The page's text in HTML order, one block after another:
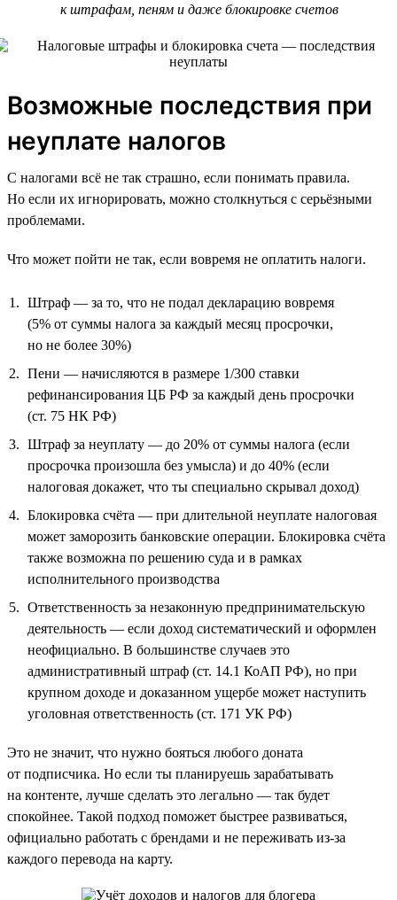
к штрафам, пеням и даже блокировке счетов
Возможные последствия при
неуплате налогов
С налогами всё не так страшно, если понимать правила.
Но если их игнорировать, можно столкнуться с серьёзными
проблемами.
Что может пойти не так, если вовремя не оплатить налоги.
Штраф — за то, что не подал декларацию вовремя
(5% от суммы налога за каждый месяц просрочки,
но не более 30%)
Пени — начисляются в размере 1/300 ставки
рефинансирования ЦБ РФ за каждый день просрочки
(ст. 75 НК РФ)
Штраф за неуплату — до 20% от суммы налога (если
просрочка произошла без умысла) и до 40% (если
налоговая докажет, что ты специально скрывал доход)
Блокировка счёта — при длительной неуплате налоговая
может заморозить банковские операции. Блокировка счёта
также возможна по решению суда и в рамках
исполнительного производства
Ответственность за незаконную предпринимательскую
деятельность — если доход систематический и оформлен
неофициально. В большинстве случаев это
административный штраф (ст. 14.1 КоАП РФ), но при
крупном доходе и доказанном ущербе может наступить
уголовная ответственность (ст. 171 УК РФ)
Это не значит, что нужно бояться любого доната
от подписчика. Но если ты планируешь зарабатывать
на контенте, лучше сделать это легально — так будет
спокойнее. Такой подход поможет быстрее развиваться,
официально работать с брендами и не переживать из-за
каждого перевода на карту.